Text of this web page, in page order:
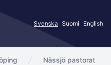
Svenska Suomi English
Nässjö pastorat